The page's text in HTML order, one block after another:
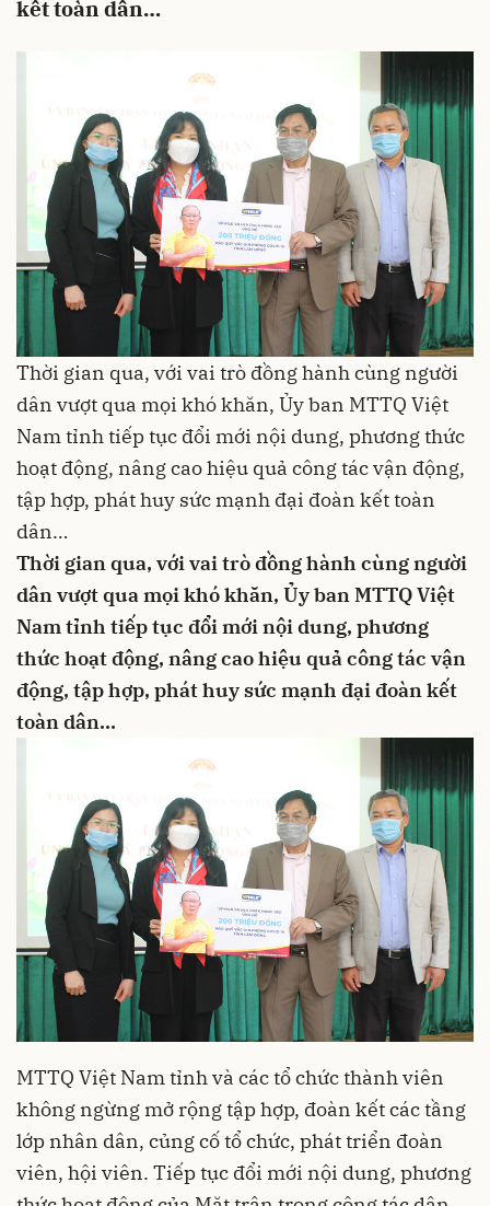
kết toàn dân…
Thời gian qua, với vai trò đồng hành cùng người
dân vượt qua mọi khó khăn, Ủy ban MTTQ Việt
Nam tỉnh tiếp tục đổi mới nội dung, phương thức
hoạt động, nâng cao hiệu quả công tác vận động,
tập hợp, phát huy sức mạnh đại đoàn kết toàn
dân…
Thời gian qua, với vai trò đồng hành cùng người
dân vượt qua mọi khó khăn, Ủy ban MTTQ Việt
Nam tỉnh tiếp tục đổi mới nội dung, phương
thức hoạt động, nâng cao hiệu quả công tác vận
động, tập hợp, phát huy sức mạnh đại đoàn kết
toàn dân…
MTTQ Việt Nam tỉnh và các tổ chức thành viên
không ngừng mở rộng tập hợp, đoàn kết các tầng
lớp nhân dân, củng cố tổ chức, phát triển đoàn
viên, hội viên. Tiếp tục đổi mới nội dung, phương